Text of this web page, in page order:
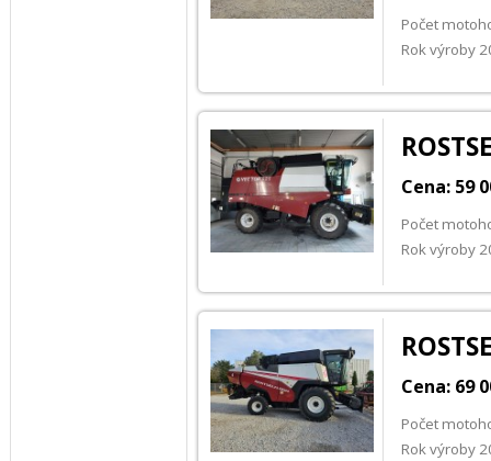
Počet
Rok výroby
Cena: 59
Počet
Rok výroby
Cena: 69
Počet
Rok výroby